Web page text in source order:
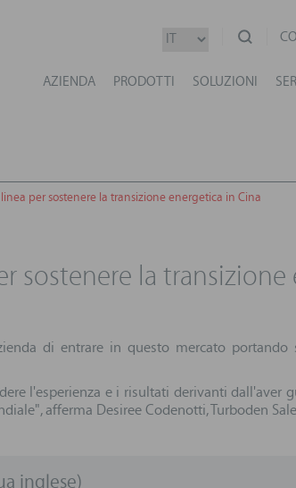
AZIENDA PRODOTTI SOLUZIONI
per sostenere la transizione energetica in Cina
sostenere la
di entrare in questo mercato
l'esperienza e i risultati derivanti
afferma Desiree Codenotti, Turboden